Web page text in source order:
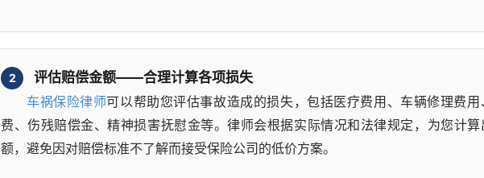
2
评估赔偿金额——合理计算各项损失
车祸保险律师可以帮助您评估事故造成的损失，包括医疗费用、车辆修理费
费、伤残赔偿金、精神损害抚慰金等。律师会根据实际情况和法律规定，为您计
额，避免因对赔偿标准不了解而接受保险公司的低价方案。